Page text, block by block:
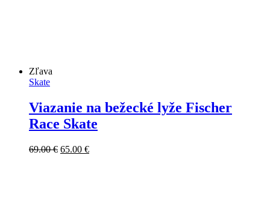
Zľava
Skate
Viazanie na bežecké lyže Fischer
Race Skate
69.00€ Pôvodná
65.00 €Aktuálna